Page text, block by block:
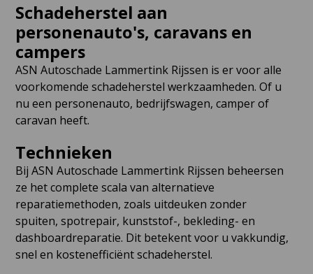
Schadeherstel aan
personenauto's, caravans en
campers
ASN Autoschade Lammertink Rijssen is er voor alle
voorkomende schadeherstel werkzaamheden. Of u
nu een personenauto, bedrijfswagen, camper of
caravan heeft.
Technieken
Bij ASN Autoschade Lammertink Rijssen beheersen
ze het complete scala van alternatieve
reparatiemethoden, zoals uitdeuken zonder
spuiten, spotrepair, kunststof-, bekleding- en
dashboardreparatie. Dit betekent voor u vakkundig,
snel en kostenefficiënt schadeherstel.